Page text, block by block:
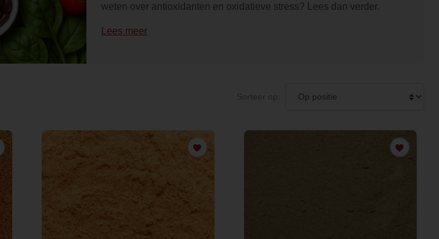
weten over antioxidanten en oxidatieve stress? Lees dan verder.
Lees meer